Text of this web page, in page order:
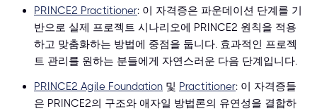
PRINCE2 Practitioner: 이 자격증은 파운데이션 단계를 기
반으로 실제 프로젝트 시나리오에 PRINCE2 원칙을 적용
하고 맞춤화하는 방법에 중점을 둡니다. 효과적인 프로젝
트 관리를 원하는 분들에게 자연스러운 다음 단계입니다.
PRINCE2 Agile Foundation 및 Practitioner: 이 자격증들
은 PRINCE2의 구조와 애자일 방법론의 유연성을 결합하